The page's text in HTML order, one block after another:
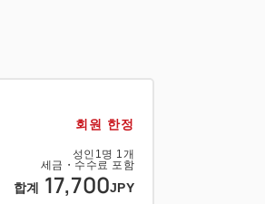
회원 한정
성인 1명 1개
세금・수수료 포함
합계 17,700JPY